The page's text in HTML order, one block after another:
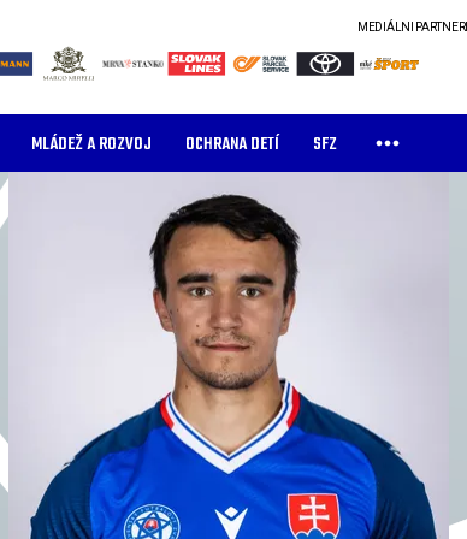
MEDIÁLNI PARTNERI
MLÁDEŽ A ROZVOJ OCHRANA DETÍ SFZ